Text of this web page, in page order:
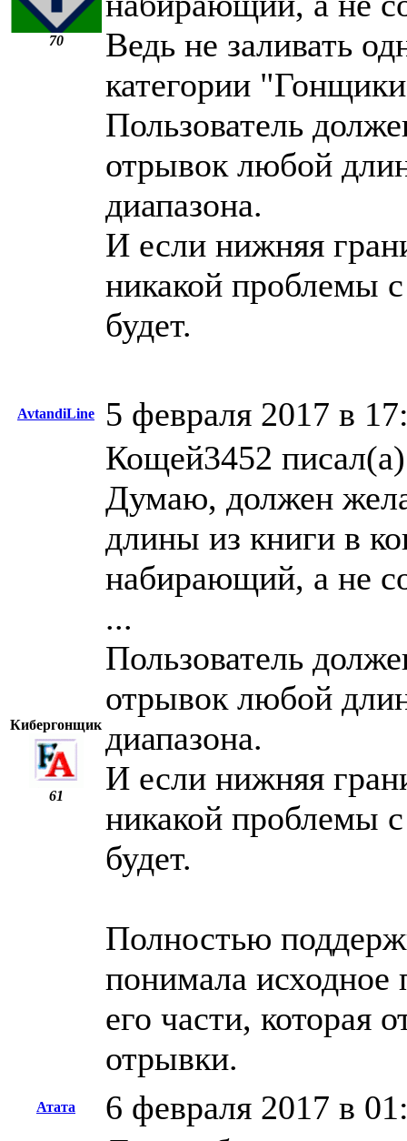
70
Ведь не заливать
категории
Пользователь
отрывок любой
диапазона.
И если нижняя
никакой проблемы
будет.
AvtandiLine 5 февраля 2017 в
Кибергонщик
61
Кощей3452
Думаю, должен
длины из книги в
набирающий, а не
...
Пользователь
отрывок любой
диапазона.
И если нижняя
никакой проблемы
будет.
Полностью
понимала исходное
его части, которая
отрывки.
Атата 6 февраля 2017 в